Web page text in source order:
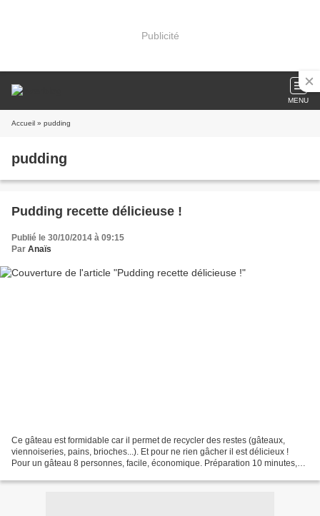
Publicité
MENU
Accueil » pudding
pudding
Pudding recette délicieuse !
Publié le 30/10/2014 à 09:15
Par Anaïs
Ce gâteau est formidable car il permet de recycler des restes (gâteaux,
viennoiseries, pains, brioches...). Et pour ne rien gâcher il est délicieux !
Pour un gâteau 8 personnes, facile, économique. Préparation 10 minutes,